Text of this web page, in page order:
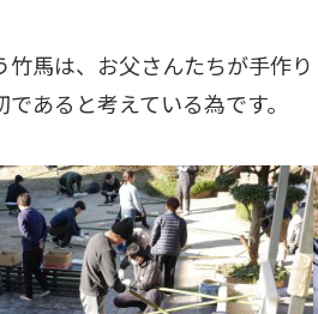
竹馬は、お父さんたちが手作
あると考えている為です。